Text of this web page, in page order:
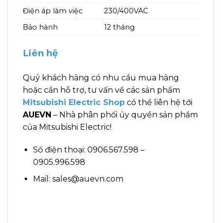
Điện áp làm việc
230/400VAC
Bảo hành
12 tháng
Liên hệ
Quý khách hàng có nhu cầu mua hàng
hoặc cần hỗ trợ, tư vấn về các sản phẩm
Mitsubishi Electric Shop có thể liên hệ tới
AUEVN – Nhà phân phối ủy quyền sản phẩm
của Mitsubishi Electric!
Số điện thoại: 0906.567.598 –
0905.996.598
Mail: sales@auevn.com